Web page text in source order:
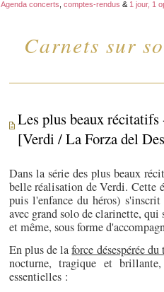
Carnets sur
Agenda concerts comptes-rendus & 1 jour, 1
Les plus beaux
[Verdi / La Forza del
Dans la série des plus beaux
belle réalisation de Verdi. Cette
puis l'enfance du héros)
avec grand solo de clarinette,
et même, sous forme
En plus de laforce désespérée du
nocturne, tragique et
essentielles :